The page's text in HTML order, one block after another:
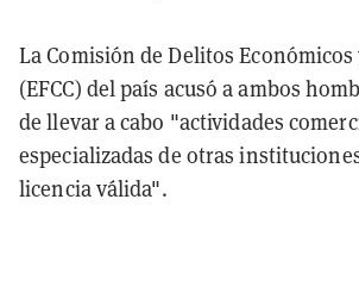
La Comisión de Delitos
(EFCC) del país acusó a ambos
de llevar a cabo "actividades
especializadas de otras
licencia válida".